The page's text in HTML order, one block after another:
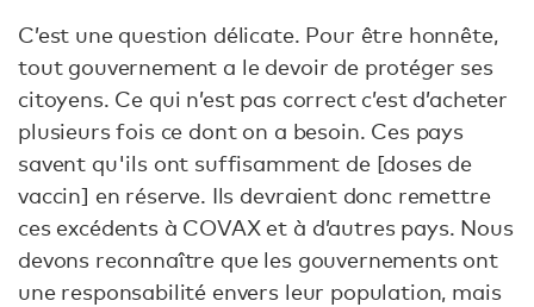
C’est une question délicate. Pour être honnête,
tout gouvernement a le devoir de protéger ses
citoyens. Ce qui n’est pas correct c’est d’acheter
plusieurs fois ce dont on a besoin. Ces pays
savent qu'ils ont suffisamment de [doses de
vaccin] en réserve. Ils devraient donc remettre
ces excédents à COVAX et à d’autres pays. Nous
devons reconnaître que les gouvernements ont
une responsabilité envers leur population, mais